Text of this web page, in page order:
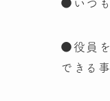
●いつも
●役員を
できる